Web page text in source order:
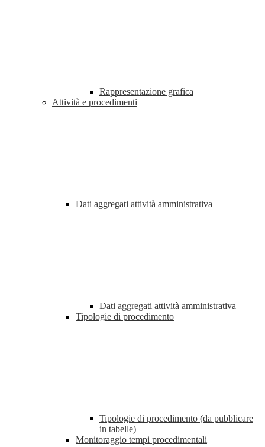
Rappresentazione grafica
Attività e procedimenti
Dati aggregati attività amministrativa
Dati aggregati attività amministrativa
Tipologie di procedimento
Tipologie di procedimento (da pubblicare
in tabelle)
Monitoraggio tempi procedimentali